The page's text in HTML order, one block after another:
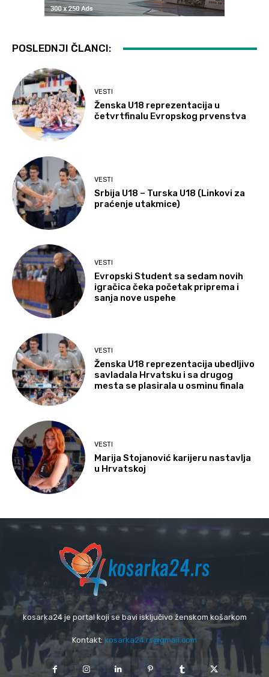
POSLEDNJI ČLANCI:
VESTI
Ženska U18 reprezentacija u
četvrtfinalu Evropskog prvenstva
VESTI
Srbija U18 – Turska U18 (Linkovi za
praćenje utakmice)
VESTI
Evropski Student sa sedam novih
igračica čeka početak priprema i
sanja nove uspehe
VESTI
Ženska U18 reprezentacija ubedljivo
savladala Hrvatsku i sa drugog
mesta se plasirala u osminu finala
VESTI
Marija Stojanović karijeru nastavlja
u Hrvatskoj
kosarka24 je portal koji se bavi isključivo ženskom košarkom
Kontakt: kosarka24.rs@gmail.com